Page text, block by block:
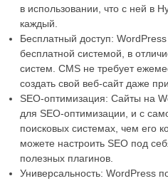
в использовании, что с ней в
каждый.
Бесплатный доступ:
бесплатной системой, в
систем. CMS не требует
создать свой веб-сайт даже
SEO-оптимизация: Сайты на
для SEO-оптимизации, и с
поисковых системах, чем его
можете настроить SEO под
полезных плагинов.
Универсальность: WordPress